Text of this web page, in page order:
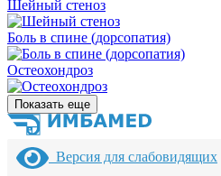
Шейный стеноз
Боль в спине (дорсопатия)
Остеохондроз
Показать еще
Версия для слабовидящих